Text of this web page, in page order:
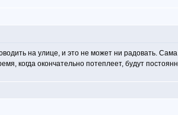
на улице, и это не может ни радовать.
когда окончательно потеплеет, будут